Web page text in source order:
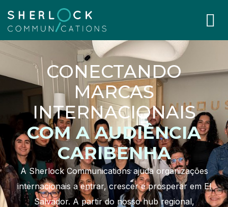
CONECTANDO
MARCAS
INTERNACIONAIS
COM A AUDIÊNCIA
CARIBENHA
A Sherlock Communications ajuda organizações
internacionais a entrar, crescer e prosperar em El
Salvador. A partir do nosso hub regional,